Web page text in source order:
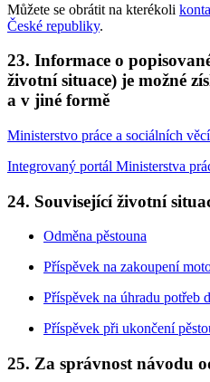
Můžete se obrátit na kterékoli
České republiky.
23. Informace o
životní situace) je možné
a v jiné formě
Ministerstvo práce a sociálních věcí
Integrovaný portál Ministerstva
24. Související životní
Odměna pěstouna
Příspěvek na zakoupení
Příspěvek na úhradu potřeb
Příspěvek při ukončení
25. Za správnost návodu